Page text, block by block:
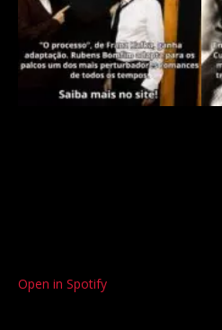
Open in Spotify